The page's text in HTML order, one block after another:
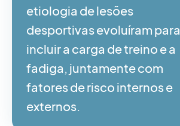
etiologia de lesões
desportivas evoluíram para
incluir a carga de treino e a
fadiga, juntamente com
fatores de risco internos e
externos.